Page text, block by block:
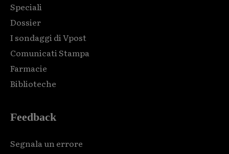
Speciali
Dossier
I sondaggi di Vpost
Comunicati Stampa
Farmacie
Biblioteche
Feedback
Segnala un errore